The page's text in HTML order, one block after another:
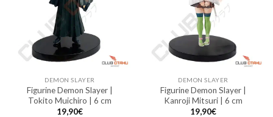
options
peuvent
être
choisies
sur
page
du
produit
options
peuvent
être
choisies
sur
page
du
produit
DEMON SLAYER
Figurine Demon Slayer |
Tokito Muichiro | 6 cm
19,90€
DEMON SLAYER
Figurine Demon Slayer |
Kanroji Mitsuri | 6 cm
19,90€